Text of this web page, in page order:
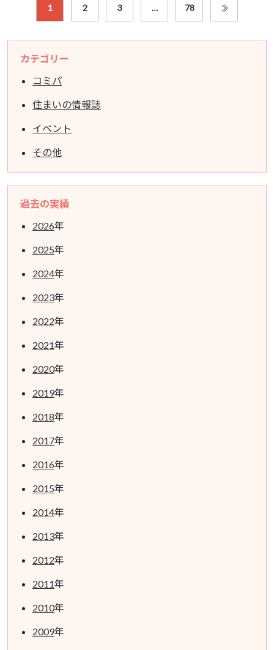
1 2 3 … 78
カテゴリー
コミパ
住まいの情報誌
イベント
その他
過去の実績
2026年
2025年
2024年
2023年
2022年
2021年
2020年
2019年
2018年
2017年
2016年
2015年
2014年
2013年
2012年
2011年
2010年
2009年